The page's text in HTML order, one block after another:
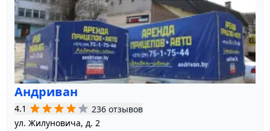
Андриван
4.1
236 отзывов
ул. Жилуновича, д. 2